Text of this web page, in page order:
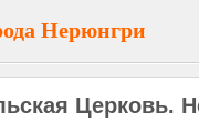
Нерюнгри
Церковь.